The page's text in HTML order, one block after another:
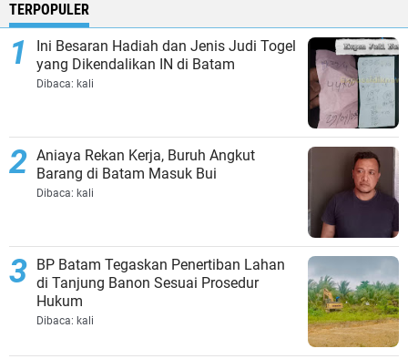
TERPOPULER
Ini Besaran Hadiah dan Jenis Judi Togel
yang Dikendalikan IN di Batam
Dibaca: kali
Aniaya Rekan Kerja, Buruh Angkut
Barang di Batam Masuk Bui
Dibaca: kali
BP Batam Tegaskan Penertiban Lahan
di Tanjung Banon Sesuai Prosedur
Hukum
Dibaca: kali